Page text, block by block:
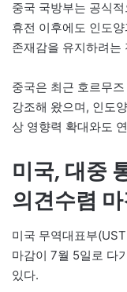
중국 국방부는 공식
휴전 이후에도 인도
존재감을 유지하려는
중국은 최근 호르무
강조해 왔으며, 인도
상 영향력 확대와도
미국, 대중
의견수렴
미국 무역대표부
마감이 7월 5일로 다
있다.